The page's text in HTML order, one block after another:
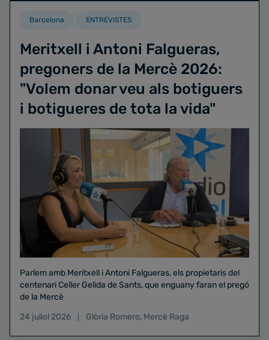
Barcelona ENTREVISTES
Meritxell i Antoni Falgueras,
pregoners de la Mercè 2026:
"Volem donar veu als botiguers
i botigueres de tota la vida"
Parlem amb Meritxell i Antoni Falgueras, els propietaris del
centenari Celler Gelida de Sants, que enguany faran el pregó
de la Mercè
24 juliol 2026
Glòria Romero, Mercè Raga